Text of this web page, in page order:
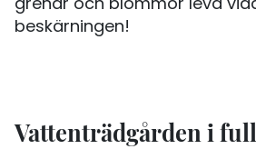
grenar och blommor leva
beskärningen!
Vattenträdgården i